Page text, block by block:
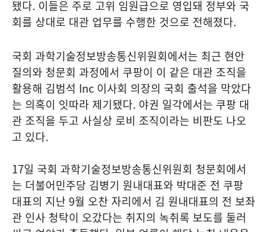
됐다. 이들은 주로 고위 임원급으로 영입돼 정부와 국
회를 상대로 대관 업무를 수행한 것으로 전해졌다.
국회 과학기술정보방송통신위원회에서는 최근 현안
질의와 청문회 과정에서 쿠팡이 이 같은 대관 조직을
활용해 김범석 Inc 이사회 의장의 국회 출석을 막았다
는 의혹이 잇따라 제기됐다. 야권 일각에서는 쿠팡 대
관 조직을 두고 사실상 로비 조직이라는 비판도 나오
고 있다.
17일 국회 과학기술정보방송통신위원회 청문회에서
는 더불어민주당 김병기 원내대표와 박대준 전 쿠팡
대표의 지난 9월 오찬 자리에서 김 원내대표의 전 보좌
관 인사 청탁이 오갔다는 취지의 녹취록 보도를 둘러